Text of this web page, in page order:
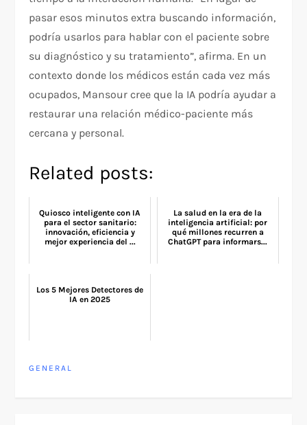
pasar esos minutos extra buscando información,
podría usarlos para hablar con el paciente sobre
su diagnóstico y su tratamiento”, afirma. En un
contexto donde los médicos están cada vez más
ocupados, Mansour cree que la IA podría ayudar a
restaurar una relación médico-paciente más
cercana y personal.
Related posts:
Quiosco inteligente con IA
para el sector sanitario:
innovación, eficiencia y
mejor experiencia del ...
La salud en la era de la
inteligencia artificial: por
qué millones recurren a
ChatGPT para informars...
Los 5 Mejores Detectores de
IA en 2025
GENERAL